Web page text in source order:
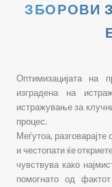
ЗБОРОВИ
Оптимизацијата на
изградена на
истражување за
процес.
Меѓутоа,
и честопати ќе
чувствува како
помогнато од